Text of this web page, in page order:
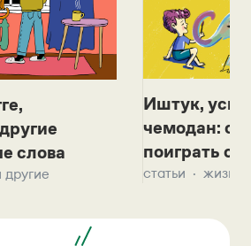
слова
другие
Иштук,
чемодан:
поиграть с
статьи жизнь